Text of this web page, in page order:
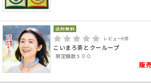
レビュー0件
こいまろ茶とクーループ
限定個数５００
販